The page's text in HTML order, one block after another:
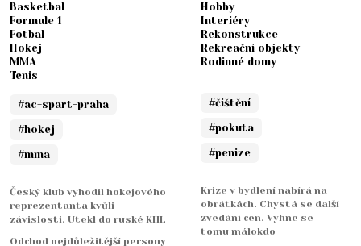
Basketbal
Formule 1
Fotbal
Hokej
MMA
Tenis
#ac-spart-praha
#hokej
#mma
Český klub vyhodil hokejového
reprezentanta kvůli
závislosti. Utekl do ruské KHL
Odchod nejdůležitější persony
Hobby
Interiéry
Rekonstrukce
Rekreační objekty
Rodinné domy
#čištění
#pokuta
#penize
Krize v bydlení nabírá na
obrátkách. Chystá se další
zvedání cen. Vyhne se
tomu málokdo